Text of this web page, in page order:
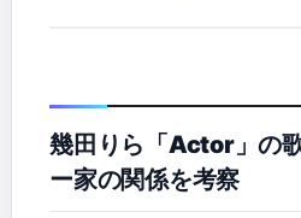
幾田りら「Actor」の
ー家の関係を考察